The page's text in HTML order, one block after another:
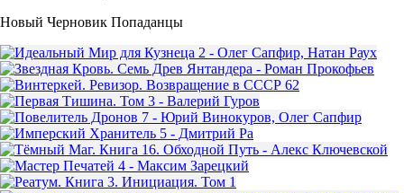
Новый Черновик Попаданцы